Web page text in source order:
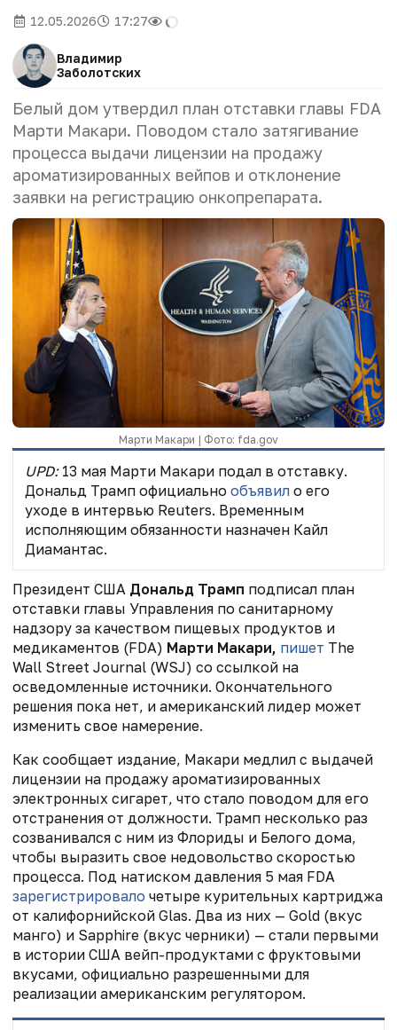
12.05.2026 17:27
Владимир
Заболотских
Белый дом утвердил план отставки главы FDA
Марти Макари. Поводом стало затягивание
процесса выдачи лицензии на продажу
ароматизированных вейпов и отклонение
заявки на регистрацию онкопрепарата.
Марти Макари | Фото: fda.gov
UPD: 13 мая Марти Макари подал в отставку.
Дональд Трамп официально объявило его
уходе в интервью Reuters. Временным
исполняющим обязанности назначен Кайл
Диамантас.
Президент США Дональд Трамп подписал план
отставки главы Управления по санитарному
надзору за качеством пищевых продуктов и
медикаментов (FDA) Марти Макари, пишет The
Wall Street Journal (WSJ) со ссылкой на
осведомленные источники. Окончательного
решения пока нет, и американский лидер может
изменить свое намерение.
Как сообщает издание, Макари медлил с выдачей
лицензии на продажу ароматизированных
электронных сигарет, что стало поводом для его
отстранения от должности. Трамп несколько раз
созванивался с ним из Флориды и Белого дома,
чтобы выразить свое недовольство скоростью
процесса. Под натиском давления 5 мая FDA
зарегистрировало четыре курительных картриджа
от калифорнийской Glas. Два из них — Gold (вкус
манго) и Sapphire (вкус черники) — стали первыми
в истории США вейп-продуктами с фруктовыми
вкусами, официально разрешенными для
реализации американским регулятором.